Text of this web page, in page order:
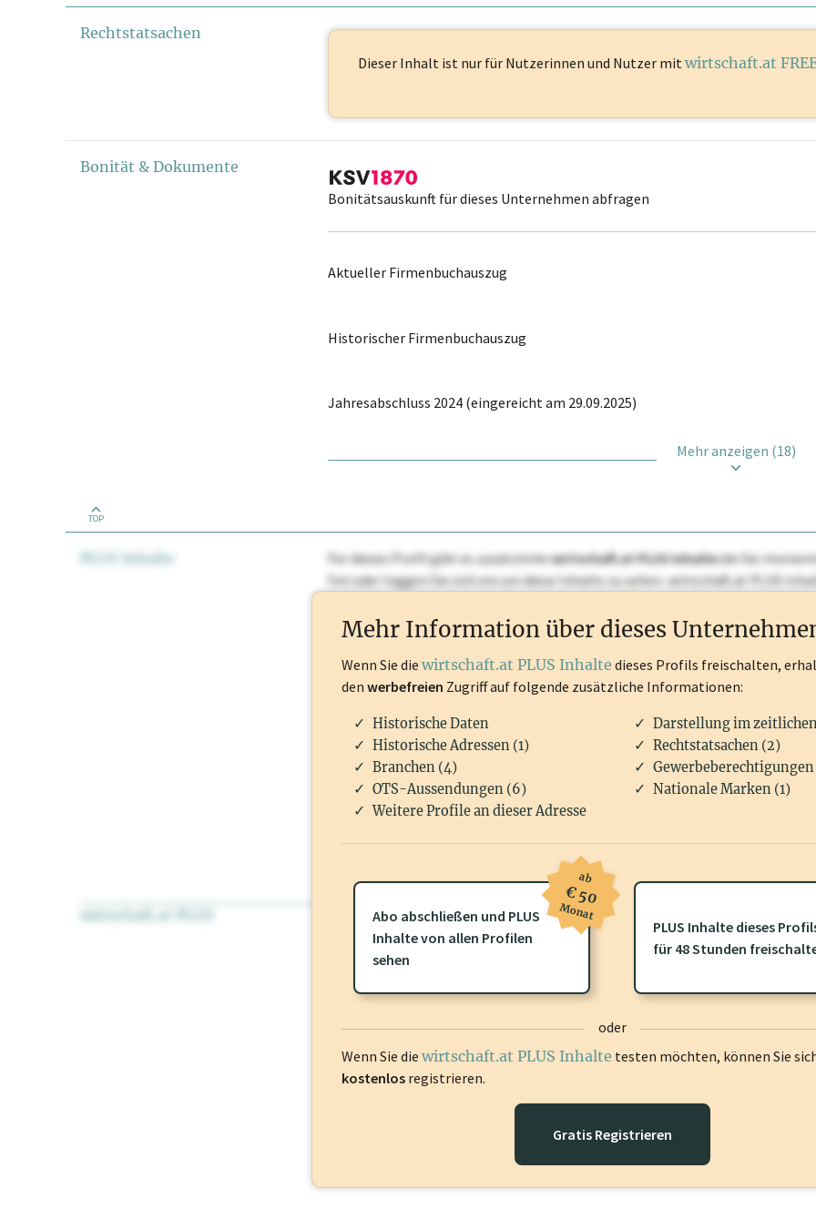
Rechtstatsachen
Dieser Inhalt ist nur für Nutzerinnen und Nutzer mit wirtschaft.at
Bonität & Dokumente
Bonitätsauskunft für dieses Unternehmen abfragen
Aktueller Firmenbuchauszug
Historischer Firmenbuchauszug
Jahresabschluss 2024 (eingereicht am 29.09.2025)
Mehr anzeigen (18)
TOP
PLUS Inhalte Für dieses Profil gibt es zusätzlichewirtschaft.at PLUS Inhaltedie Sie
frei oder loggen Sie sich ein um diese Inhalte zu sehen. wirtschaft.at PLUS
wirtschaft.at PLUS Für dieses Profil gibt es zusätzlichewirtschaft.at PLUS Inhalte
die Sie
frei oder loggen Sie sich ein um diese Inhalte zu sehen.
Mehr Information über dieses
Wenn Sie die wirtschaft.at PLUS Inhalte dieses Profils freischalten,
den werbefreien Zugriff auf folgende zusätzliche Informationen:
Historische Daten
Darstellung im
Historische Adressen (1)
Rechtstatsachen (2)
Branchen (4)
OTS-Aussendungen (6)
Nationale Marken (1)
Weitere Profile an dieser Adresse
Abo abschließen und PLUS
Inhalte von allen Profilen
sehen
ab
€ 50
Monat
PLUS Inhalte dieses
für 48 Stunden
oder
Wenn Sie die wirtschaft.at PLUS Inhalte testen möchten, können Sie
kostenlos registrieren.
Gratis Registrieren